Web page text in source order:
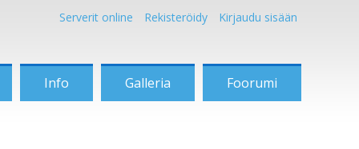
Serverit online Rekisteröidy Kirjaudu sisään
Info Galleria Foorumi